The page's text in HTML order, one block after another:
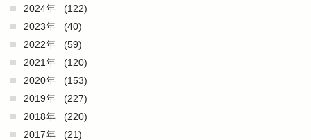
2024年
(122)
2023年
(40)
2022年
(59)
2021年
(120)
2020年
(153)
2019年
(227)
2018年
(220)
2017年
(21)